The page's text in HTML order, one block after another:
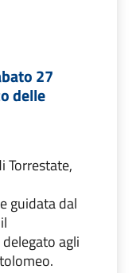
27
delle
Torrestate,
guidata dal
agli